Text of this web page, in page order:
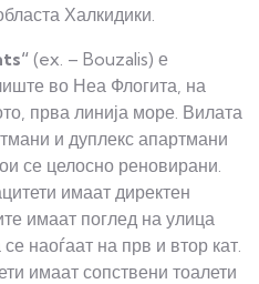
Халкидики.
(ex. – Bouzalis) е
во Неа Флогита, на
прва линија море. Вилата
и дуплекс апартмани
се целосно реновирани.
имаат директен
имаат поглед на улица
наоѓаат на прв и втор кат.
имаат сопствени тоалети